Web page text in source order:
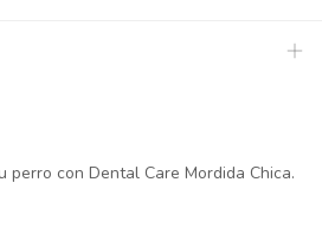
perro con Dental Care Mordida Chica.